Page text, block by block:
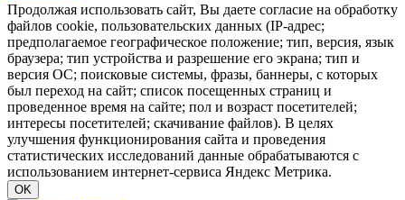
Продолжая использовать сайт, Вы даете согласие на обработку
файлов cookie, пользовательских данных (IP-адрес;
предполагаемое географическое положение; тип, версия, язык
браузера; тип устройства и разрешение его экрана; тип и
версия ОС; поисковые системы, фразы, баннеры, с которых
был переход на сайт; список посещенных страниц и
проведенное время на сайте; пол и возраст посетителей;
интересы посетителей; скачивание файлов). В целях
улучшения функционирования сайта и проведения
статистических исследований данные обрабатываются с
использованием интернет-сервиса Яндекс Метрика.
OK